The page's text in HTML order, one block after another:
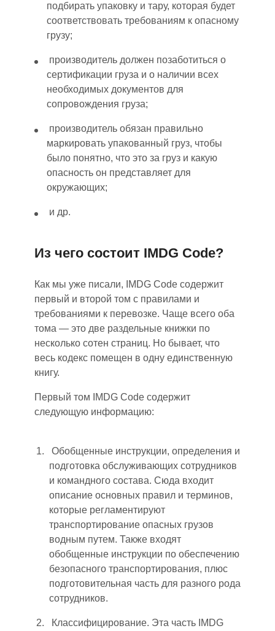
подбирать упаковку и тару, которая будет
соответствовать требованиям к опасному
грузу;
производитель должен позаботиться о
сертификации груза и о наличии всех
необходимых документов для
сопровождения груза;
производитель обязан правильно
маркировать упакованный груз, чтобы
было понятно, что это за груз и какую
опасность он представляет для
окружающих;
и др.
Из чего состоит IMDG Code?
Как мы уже писали, IMDG Code содержит
первый и второй том с правилами и
требованиями к перевозке. Чаще всего оба
тома — это две раздельные книжки по
несколько сотен страниц. Но бывает, что
весь кодекс помещен в одну единственную
книгу.
Первый том IMDG Code содержит
следующую информацию:
Обобщенные инструкции, определения и
подготовка обслуживающих сотрудников
и командного состава. Сюда входит
описание основных правил и терминов,
которые регламентируют
транспортирование опасных грузов
водным путем. Также входят
обобщенные инструкции по обеспечению
безопасного транспортирования, плюс
подготовительная часть для разного рода
сотрудников.
Классифицирование. Эта часть IMDG